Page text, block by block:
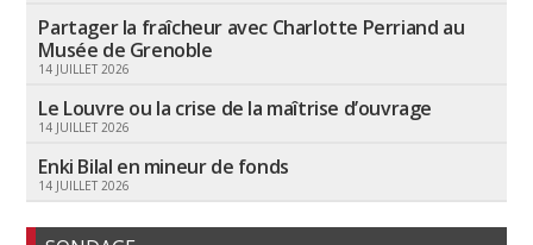
Partager la fraîcheur avec Charlotte Perriand au
Musée de Grenoble
14 JUILLET 2026
Le Louvre ou la crise de la maîtrise d’ouvrage
14 JUILLET 2026
Enki Bilal en mineur de fonds
14 JUILLET 2026